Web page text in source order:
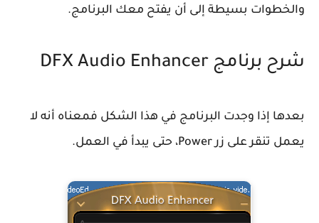
والخطوات بسيطة إلى أن يفتح معك البرنامج.
شرح برنامج DFX Audio Enhancer
بعدها إذا وجدت البرنامج في هذا الشكل فمعناه أنه لا
يعمل تنقر على زر Power، حتى يبدأ في العمل.